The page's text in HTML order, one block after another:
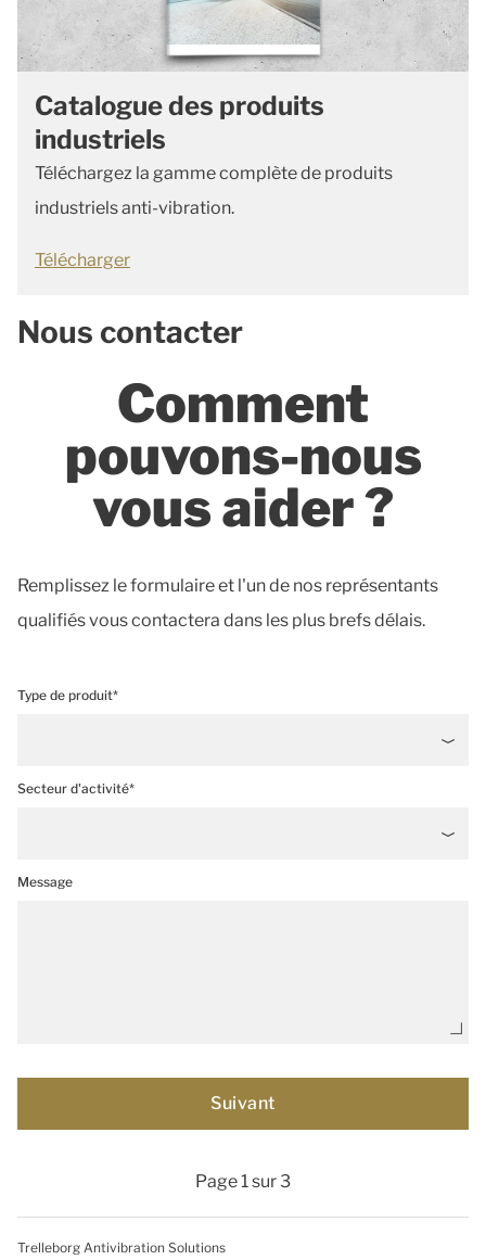
Catalogue des produits
industriels
Téléchargez la gamme complète de produits
industriels anti-vibration.
Télécharger
Nous contacter
Comment
pouvons-nous
vous aider ?
Remplissez le formulaire et l'un de nos représentants
qualifiés vous contactera dans les plus brefs délais.
Type de produit*
Secteur d'activité*
Message
Page 1 sur 3
Trelleborg Antivibration Solutions